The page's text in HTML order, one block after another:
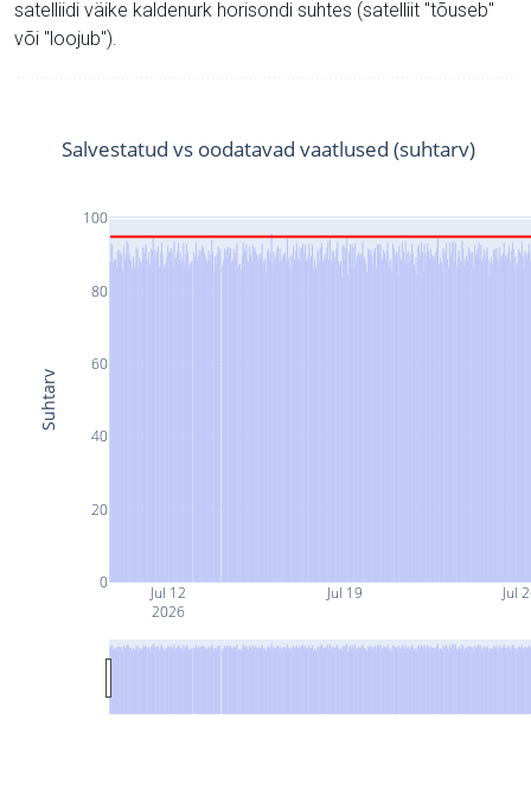
satelliidi väike kaldenurk horisondi suhtes (satelliit "tõuseb"
või "loojub").
Jul 12
2026
Jul 19 Jul
0
20
40
60
80
100
Salvestatud vs oodatavad vaatlused (suhtarv)
Suhtarv